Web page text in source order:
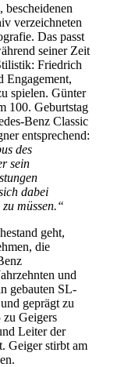
bescheidenen
verzeichneten
Das passt
seiner Zeit
Friedrich
Engagement,
spielen. Günter
100. Geburtstag
Benz Classic
entsprechend:
des
sein
dabei
müssen.“
geht,
die
und
gebauten SL-
geprägt zu
Geigers
Leiter der
Geiger stirbt am